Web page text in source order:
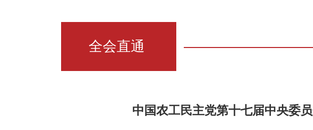
全会直通
中国农工民主党第十七届中央委